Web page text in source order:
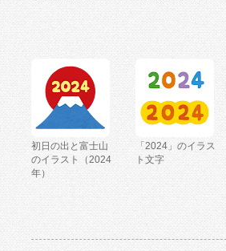
初日の出と富士山
のイラスト（2024
年）
「2024」のイラス
ト文字